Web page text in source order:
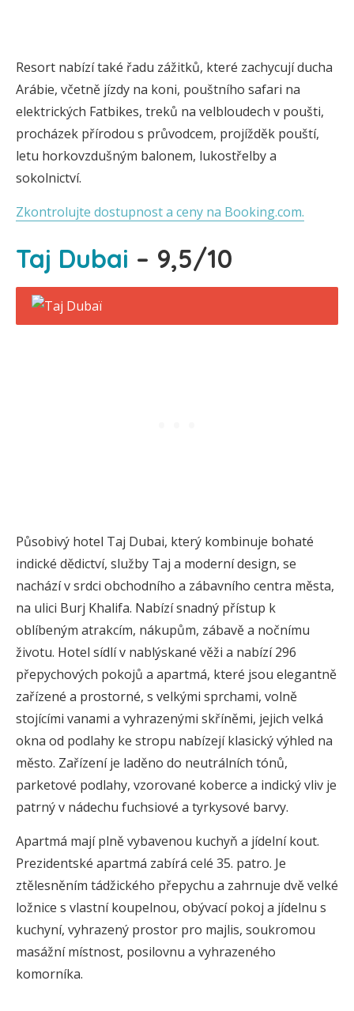
Resort nabízí také řadu zážitků, které zachycují ducha
Arábie, včetně jízdy na koni, pouštního safari na
elektrických Fatbikes, treků na velbloudech v poušti,
procházek přírodou s průvodcem, projížděk pouští,
letu horkovzdušným balonem, lukostřelby a
sokolnictví.
Zkontrolujte dostupnost a ceny na Booking.com.
Taj Dubai – 9,5/10
Působivý hotel Taj Dubai, který kombinuje bohaté
indické dědictví, služby Taj a moderní design, se
nachází v srdci obchodního a zábavního centra města,
na ulici Burj Khalifa. Nabízí snadný přístup k
oblíbeným atrakcím, nákupům, zábavě a nočnímu
životu. Hotel sídlí v nablýskané věži a nabízí 296
přepychových pokojů a apartmá, které jsou elegantně
zařízené a prostorné, s velkými sprchami, volně
stojícími vanami a vyhrazenými skříněmi, jejich velká
okna od podlahy ke stropu nabízejí klasický výhled na
město. Zařízení je laděno do neutrálních tónů,
parketové podlahy, vzorované koberce a indický vliv je
patrný v nádechu fuchsiové a tyrkysové barvy.
Apartmá mají plně vybavenou kuchyň a jídelní kout.
Prezidentské apartmá zabírá celé 35. patro. Je
ztělesněním tádžického přepychu a zahrnuje dvě velké
ložnice s vlastní koupelnou, obývací pokoj a jídelnu s
kuchyní, vyhrazený prostor pro majlis, soukromou
masážní místnost, posilovnu a vyhrazeného
komorníka.